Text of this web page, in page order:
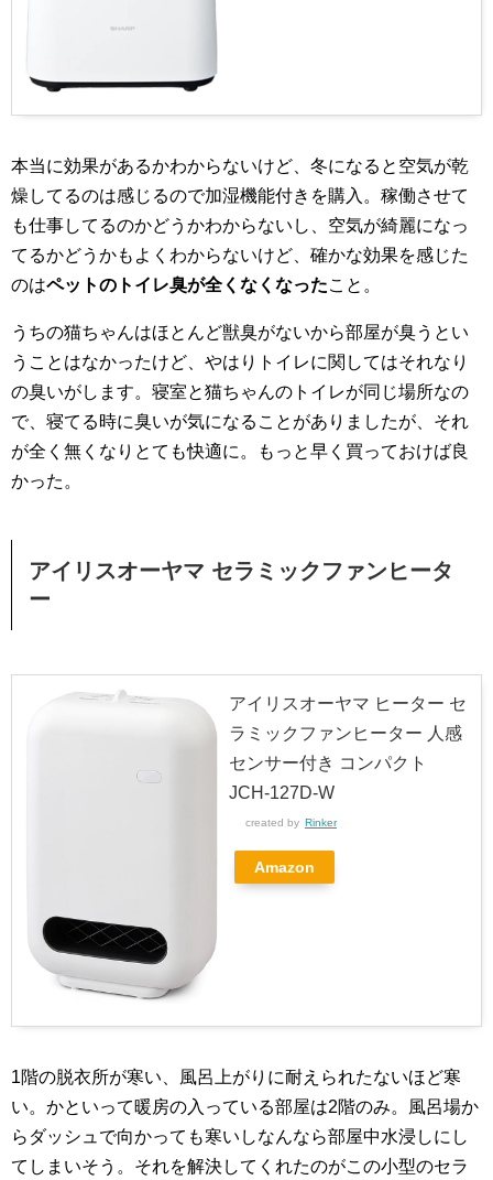
本当に効果があるかわからないけど、冬になると空気が乾
燥してるのは感じるので加湿機能付きを購入。稼働させて
も仕事してるのかどうかわからないし、空気が綺麗になっ
てるかどうかもよくわからないけど、確かな効果を感じた
のはペットのトイレ臭が全くなくなったこと。
うちの猫ちゃんはほとんど獣臭がないから部屋が臭うとい
うことはなかったけど、やはりトイレに関してはそれなり
の臭いがします。寝室と猫ちゃんのトイレが同じ場所なの
で、寝てる時に臭いが気になることがありましたが、それ
が全く無くなりとても快適に。もっと早く買っておけば良
かった。
アイリスオーヤマ セラミックファンヒータ
ー
アイリスオーヤマ ヒーター セ
ラミックファンヒーター 人感
センサー付き コンパクト
JCH-127D-W
created by Rinker
Amazon
1階の脱衣所が寒い、風呂上がりに耐えられたないほど寒
い。かといって暖房の入っている部屋は2階のみ。風呂場か
らダッシュで向かっても寒いしなんなら部屋中水浸しにし
てしまいそう。それを解決してくれたのがこの小型のセラ